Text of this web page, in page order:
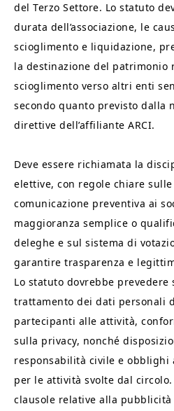
del Terzo Settore. Lo statuto
durata dell’associazione, le
scioglimento e liquidazione,
la destinazione del patrimonio
scioglimento verso altri enti
secondo quanto previsto dalla
direttive dell’affiliante ARCI.
Deve essere richiamata la
elettive, con regole chiare
comunicazione preventiva ai
maggioranza semplice o
deleghe e sul sistema di
garantire trasparenza e
Lo statuto dovrebbe prevedere
trattamento dei dati personali
partecipanti alle attività,
sulla privacy, nonché
responsabilità civile e obblighi
per le attività svolte dal
clausole relative alla